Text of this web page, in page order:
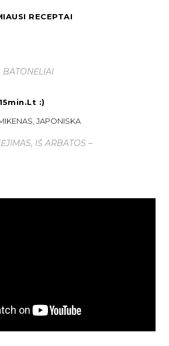
RECEPTAI
BATONĖLIAI
:)
IŠ ARBATOS –